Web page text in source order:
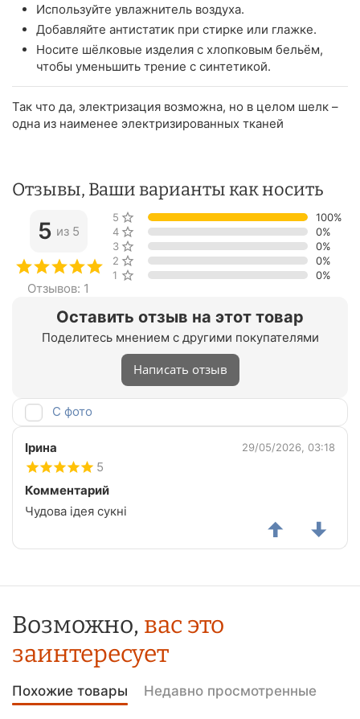
Используйте увлажнитель воздуха.
Добавляйте антистатик при стирке или глажке.
Носите шёлковые изделия с хлопковым бельём,
чтобы уменьшить трение с синтетикой.
Так что да, электризация возможна, но в целом шелк –
одна из наименее электризированных тканей
Отзывы, Ваши варианты как носить
Оставить отзыв на этот товар
Поделитесь мнением с другими покупателями
Написать отзыв
5 из 5
Отзывов: 1
5 звёзд
100%
4 звезды
0%
3 звезды
0%
2 звезды
0%
1 звезда
0%
С фото
Ірина 29/05/2026, 03:18
5
Комментарий
Чудова ідея сукні
Возможно, вас это
заинтересует
Похожие товары Недавно просмотренные